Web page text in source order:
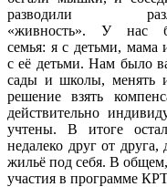
разводили
«живность». У нас
семья: я с детьми, мама
с её детьми. Нам было
сады и школы, менять
решение взять
действительно
учтены. В итоге
недалеко друг от
жильё под себя. В
участия в программе